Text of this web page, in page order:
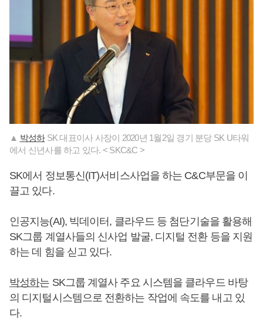
▲ 박성하SK 대표이사 사장이 2020년 1월2일 경기 분당 SK U타워
에서 신년사를 하고 있다. < SKC&C >
SK에서 정보통신(IT)서비스사업을 하는 C&C부문을 이
끌고 있다.
인공지능(AI), 빅데이터, 클라우드 등 첨단기술을 활용해
SK그룹 계열사들의 신사업 발굴, 디지털 전환 등을 지원
하는 데 힘을 싣고 있다.
박성하는 SK그룹 계열사 주요 시스템을 클라우드 바탕
의 디지털시스템으로 전환하는 작업에 속도를 내고 있
다.